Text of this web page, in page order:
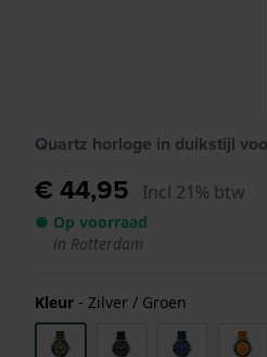
Quartz horloge in duikstijl
€ 44,95 Incl 21% btw
● Op voorraad
in Rotterdam
Kleur - Zilver / Groen